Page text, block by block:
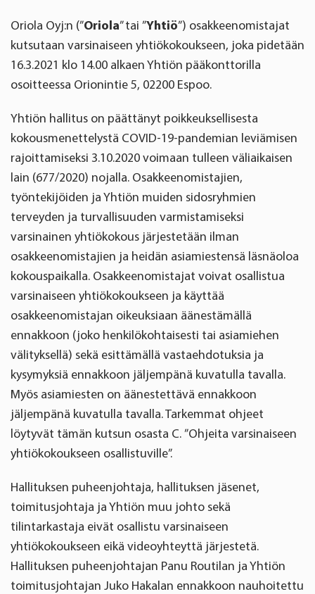
Oriola Oyj:n (”Oriola” tai ”Yhtiö”) osakkeenomistajat
kutsutaan varsinaiseen yhtiökokoukseen, joka pidetään
16.3.2021 klo 14.00 alkaen Yhtiön pääkonttorilla
osoitteessa Orionintie 5, 02200 Espoo.
Yhtiön hallitus on päättänyt poikkeuksellisesta
kokousmenettelystä COVID-19-pandemian leviämisen
rajoittamiseksi 3.10.2020 voimaan tulleen väliaikaisen
lain (677/2020) nojalla. Osakkeenomistajien,
työntekijöiden ja Yhtiön muiden sidosryhmien
terveyden ja turvallisuuden varmistamiseksi
varsinainen yhtiökokous järjestetään ilman
osakkeenomistajien ja heidän asiamiestensä läsnäoloa
kokouspaikalla. Osakkeenomistajat voivat osallistua
varsinaiseen yhtiökokoukseen ja käyttää
osakkeenomistajan oikeuksiaan äänestämällä
ennakkoon (joko henkilökohtaisesti tai asiamiehen
välityksellä) sekä esittämällä vastaehdotuksia ja
kysymyksiä ennakkoon jäljempänä kuvatulla tavalla.
Myös asiamiesten on äänestettävä ennakkoon
jäljempänä kuvatulla tavalla. Tarkemmat ohjeet
löytyvät tämän kutsun osasta C. ”Ohjeita varsinaiseen
yhtiökokoukseen osallistuville”.
Hallituksen puheenjohtaja, hallituksen jäsenet,
toimitusjohtaja ja Yhtiön muu johto sekä
tilintarkastaja eivät osallistu varsinaiseen
yhtiökokoukseen eikä videoyhteyttä järjestetä.
Hallituksen puheenjohtajan Panu Routilan ja Yhtiön
toimitusjohtajan Juko Hakalan ennakkoon nauhoitettu